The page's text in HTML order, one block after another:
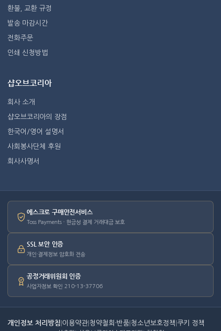
환불, 교환 규정
발송 마감시간
전화주문
인쇄 신청방법
샵오브코리아
회사 소개
샵오브코리아의 장점
한국어/영어 설명서
사회봉사단체 후원
회사사명서
에스크로 구매안전서비스
Toss Payments · 현금성 결제 거래대금 보호
SSL 보안 인증
개인·결제정보 암호화 전송
공정거래위원회 인증
사업자정보 확인 210-13-37706
개인정보 처리방침 이용약관 청약철회·반품 청소년보호정책 쿠키 정책